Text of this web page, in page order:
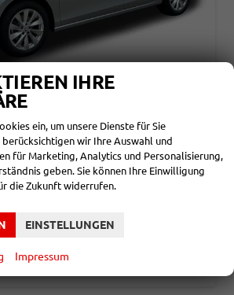
COMBI
ca. 2-3 Monate Neuwagen
Getriebe
Doppelkupplungsgetriebe (DSG)
Leistung 110 kW (150 PS)
IHRE
ein, um unsere Dienste für Sie
wir Ihre Auswahl und
für Marketing, Analytics und Personalisierung,
geben. Sie können Ihre Einwilligung
die Zukunft widerrufen.
EINSTELLUNGEN
Impressum